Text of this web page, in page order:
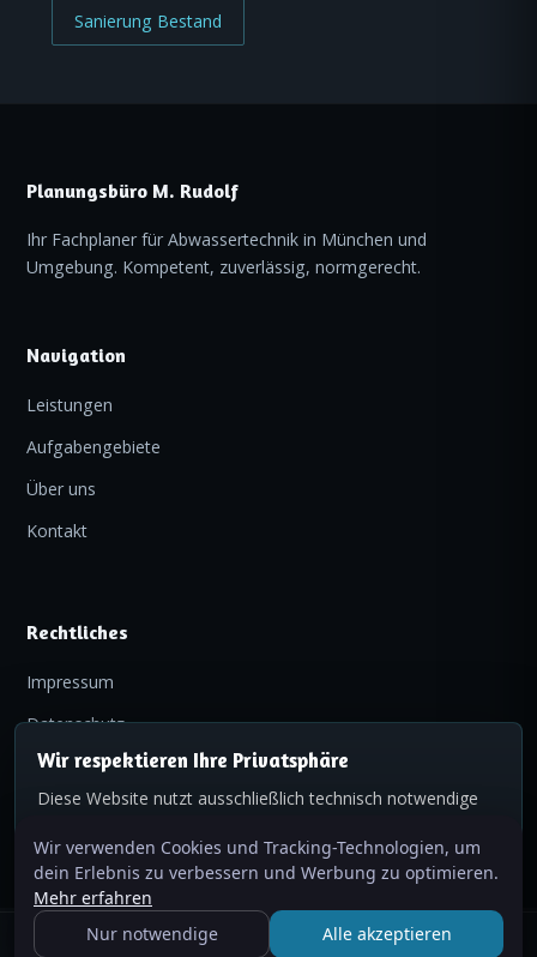
Wir verwenden Cookies und Tracking-Technologien, um
dein Erlebnis zu verbessern und Werbung zu optimieren.
Mehr erfahren
Nur notwendige
Alle akzeptieren
Sanierung Bestand
Planungsbüro M. Rudolf
Ihr Fachplaner für Abwassertechnik in München und
Umgebung. Kompetent, zuverlässig, normgerecht.
Navigation
Leistungen
Aufgabengebiete
Über uns
Kontakt
Rechtliches
Impressum
Datenschutz
© 2026 Planungsbüro für Abwassertechnik M. Rudolf ·
Unterbiberger Straße 28, 81737 München
Anfrage
Wir respektieren Ihre Privatsphäre
Diese Website nutzt ausschließlich technisch notwendige
keine Tracking- oder Marketing-Cookies zum Einsatz.
Details in unsererDatenschutzerklärung.
Nur essenzielle Verstanden